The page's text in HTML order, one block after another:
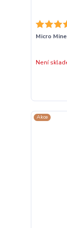
Micro
Není
Akce